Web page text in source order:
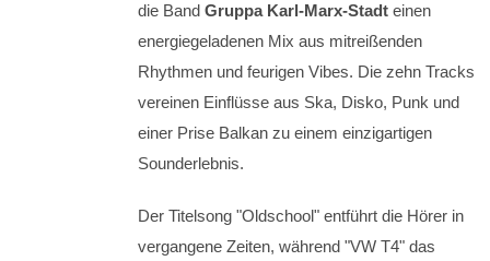
die Band Gruppa Karl-Marx-Stadteinen
energiegeladenen Mix aus mitreißenden
Rhythmen und feurigen Vibes. Die zehn Tracks
vereinen Einflüsse aus Ska, Disko, Punk und
einer Prise Balkan zu einem einzigartigen
Sounderlebnis.
Der Titelsong "Oldschool" entführt die Hörer in
vergangene Zeiten, während "VW T4" das